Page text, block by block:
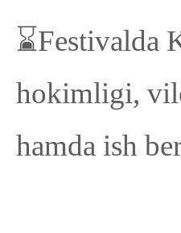
⌛Festivalda
hokimligi,
hamda ish